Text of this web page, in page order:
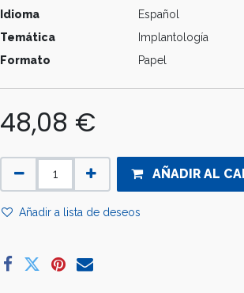
Idioma
Español
Temática
Implantología
Formato
Papel
48,08 €
AÑADIR AL
Añadir a lista de deseos